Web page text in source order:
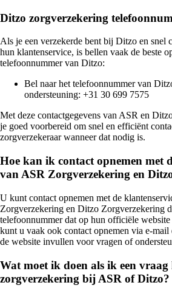
Ditzo zorgverzekering
Als je een verzekerde bent bij Ditzo en snel
hun klantenservice, is bellen vaak de beste
telefoonnummer van Ditzo:
Bel naar het telefoonnummer van
ondersteuning: +31 30 699 7575
Met deze contactgegevens van ASR en
je goed voorbereid om snel en efficiënt
zorgverzekeraar wanneer dat nodig is.
Hoe kan ik contact opnemen met
van ASR Zorgverzekering en
U kunt contact opnemen met de
Zorgverzekering en Ditzo Zorgverzekering
telefoonnummer dat op hun officiële website
kunt u vaak ook contact opnemen via e-
de website invullen voor vragen of
Wat moet ik doen als ik een
zorgverzekering bij ASR of Ditzo?